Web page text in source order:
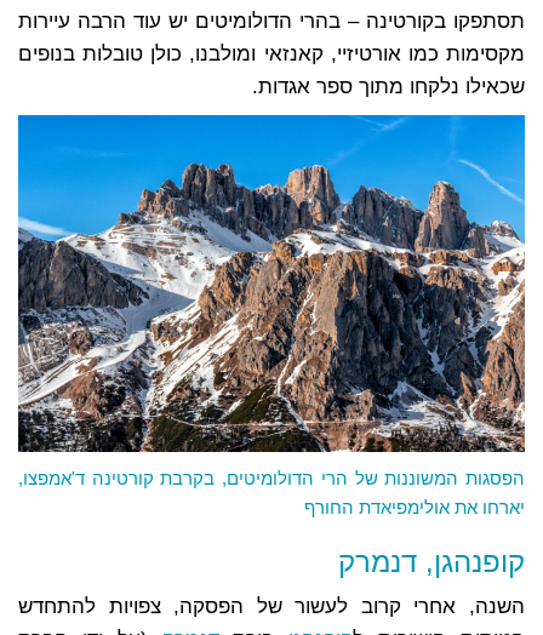
תסתפקו בקורטינה – בהרי הדולומיטים יש עוד הרבה עיירות
מקסימות כמו אורטיזיי, קאנזאי ומולבנו, כולן טובלות בנופים
שכאילו נלקחו מתוך ספר אגדות.
הפסגות המשוננות של הרי הדולומיטים, בקרבת קורטינה ד'אמפצו,
יארחו את אולימפיאדת החורף
קופנהגן, דנמרק
השנה, אחרי קרוב לעשור של הפסקה,צפויות להתחדש